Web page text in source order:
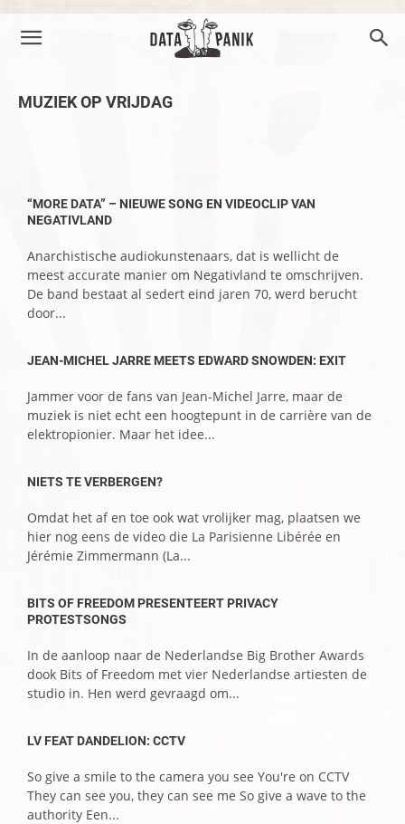
MUZIEK OP VRIJDAG
“MORE DATA” – NIEUWE SONG EN VIDEOCLIP VAN
NEGATIVLAND
Anarchistische audiokunstenaars, dat is wellicht de
meest accurate manier om Negativland te omschrijven.
De band bestaat al sedert eind jaren 70, werd berucht
door...
JEAN-MICHEL JARRE MEETS EDWARD SNOWDEN: EXIT
Jammer voor de fans van Jean-Michel Jarre, maar de
muziek is niet echt een hoogtepunt in de carrière van de
elektropionier. Maar het idee...
NIETS TE VERBERGEN?
Omdat het af en toe ook wat vrolijker mag, plaatsen we
hier nog eens de video die La Parisienne Libérée en
Jérémie Zimmermann (La...
BITS OF FREEDOM PRESENTEERT PRIVACY
PROTESTSONGS
In de aanloop naar de Nederlandse Big Brother Awards
dook Bits of Freedom met vier Nederlandse artiesten de
studio in. Hen werd gevraagd om...
LV FEAT DANDELION: CCTV
So give a smile to the camera you see You're on CCTV
They can see you, they can see me So give a wave to the
authority Een...